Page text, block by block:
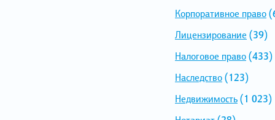
Корпоративное право
Лицензирование (39)
Налоговое право(433)
Наследство(123)
Недвижимость(1 023)